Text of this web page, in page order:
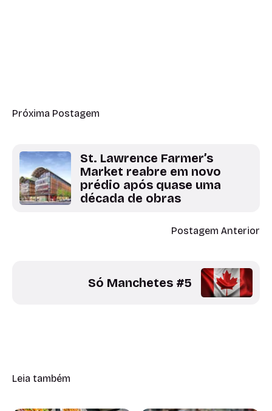
Próxima Postagem
St. Lawrence Farmer’s
Market reabre em novo
prédio após quase uma
década de obras
Postagem Anterior
Só Manchetes #5
Leia também